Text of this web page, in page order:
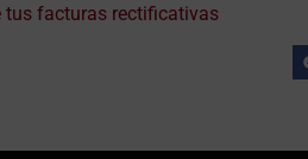
tus facturas rectificativas